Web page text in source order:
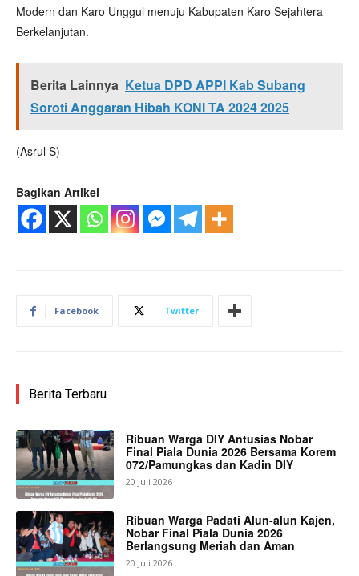
Modern dan Karo Unggul menuju Kabupaten Karo Sejahtera
Berkelanjutan.
Berita Lainnya Ketua DPD APPI Kab Subang
Soroti Anggaran Hibah KONI TA 2024 2025
(Asrul S)
Bagikan Artikel
Facebook Twitter
Berita Terbaru
Ribuan Warga DIY Antusias Nobar
Final Piala Dunia 2026 Bersama Korem
072/Pamungkas dan Kadin DIY
20 Juli 2026
Ribuan Warga Padati Alun-alun Kajen,
Nobar Final Piala Dunia 2026
Berlangsung Meriah dan Aman
20 Juli 2026